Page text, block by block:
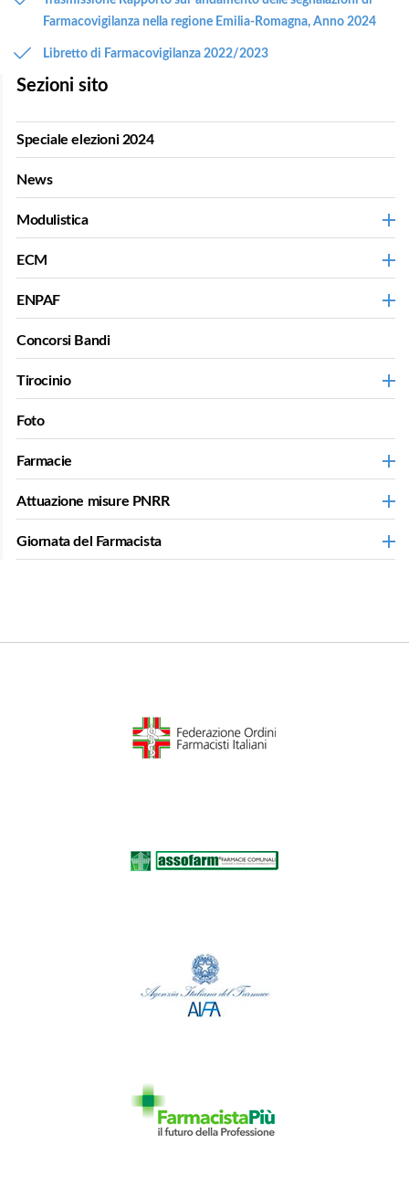
Farmacovigilanza nella regione Emilia-Romagna, Anno 2024
Libretto di Farmacovigilanza 2022/2023
Sezioni sito
Speciale elezioni 2024
News
Modulistica
ECM
ENPAF
Concorsi Bandi
Tirocinio
Foto
Farmacie
Attuazione misure PNRR
Giornata del Farmacista